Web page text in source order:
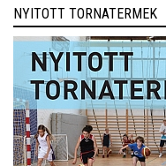
NYITOTT TORNATERMEK